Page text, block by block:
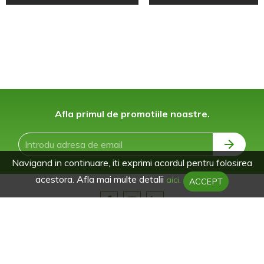
Afla primul de promotiile noastre.
Navigand in continuare, iti exprimi acordul pentru folosirea
acestora. Afla mai multe detalii aici. ACCEPT